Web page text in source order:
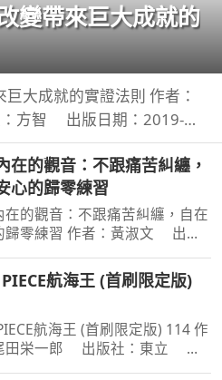
變帶來巨大成就的
大成就的實證法則 作者：
方智 出版日期：2019-
步1%，一年後，你會進步
年後，你會弱化到趨近於
在的觀音：不跟痛苦糾纏，
心的歸零練習
在的觀音：不跟痛苦糾纏，自在
歸零練習 作者：黃淑文 出版
＜內容簡介＞ 你認識真正的
？你願成為自己的觀音，接住生
一切嗎？ 真正的
航海王 (首刷限定版)
航海王 (首刷限定版) 114 作
田栄一郎 出版社：東立 出